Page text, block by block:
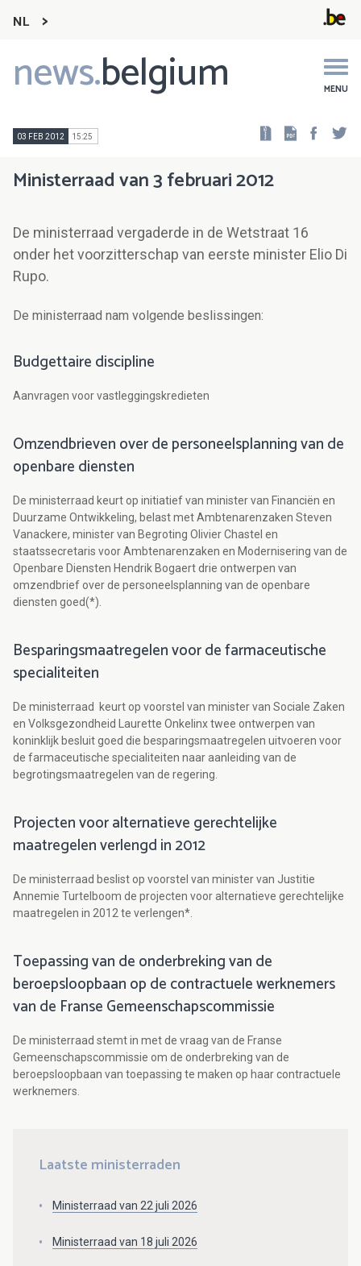
NL
news.belgium MENU
Main
navigation
03 FEB 2012 15:25
Ministerraad van 3 februari 2012
De ministerraad vergaderde in de Wetstraat 16
onder het voorzitterschap van eerste minister Elio Di
Rupo.
De ministerraad nam volgende beslissingen:
Budgettaire discipline
Aanvragen voor vastleggingskredieten
Omzendbrieven over de personeelsplanning van de
openbare diensten
De ministerraad keurt op initiatief van minister van Financiën en
Duurzame Ontwikkeling, belast met Ambtenarenzaken Steven
Vanackere, minister van Begroting Olivier Chastel en
staatssecretaris voor Ambtenarenzaken en Modernisering van de
Openbare Diensten Hendrik Bogaert drie ontwerpen van
omzendbrief over de personeelsplanning van de openbare
diensten goed(*).
Besparingsmaatregelen voor de farmaceutische
specialiteiten
De ministerraad keurt op voorstel van minister van Sociale Zaken
en Volksgezondheid Laurette Onkelinx twee ontwerpen van
koninklijk besluit goed die besparingsmaatregelen uitvoeren voor
de farmaceutische specialiteiten naar aanleiding van de
begrotingsmaatregelen van de regering.
Projecten voor alternatieve gerechtelijke
maatregelen verlengd in 2012
De ministerraad beslist op voorstel van minister van Justitie
Annemie Turtelboom de projecten voor alternatieve gerechtelijke
maatregelen in 2012 te verlengen*.
Toepassing van de onderbreking van de
beroepsloopbaan op de contractuele werknemers
van de Franse Gemeenschapscommissie
De ministerraad stemt in met de vraag van de Franse
Gemeenschapscommissie om de onderbreking van de
beroepsloopbaan van toepassing te maken op haar contractuele
werknemers.
Laatste ministerraden
Ministerraad van 22 juli 2026
Ministerraad van 18 juli 2026